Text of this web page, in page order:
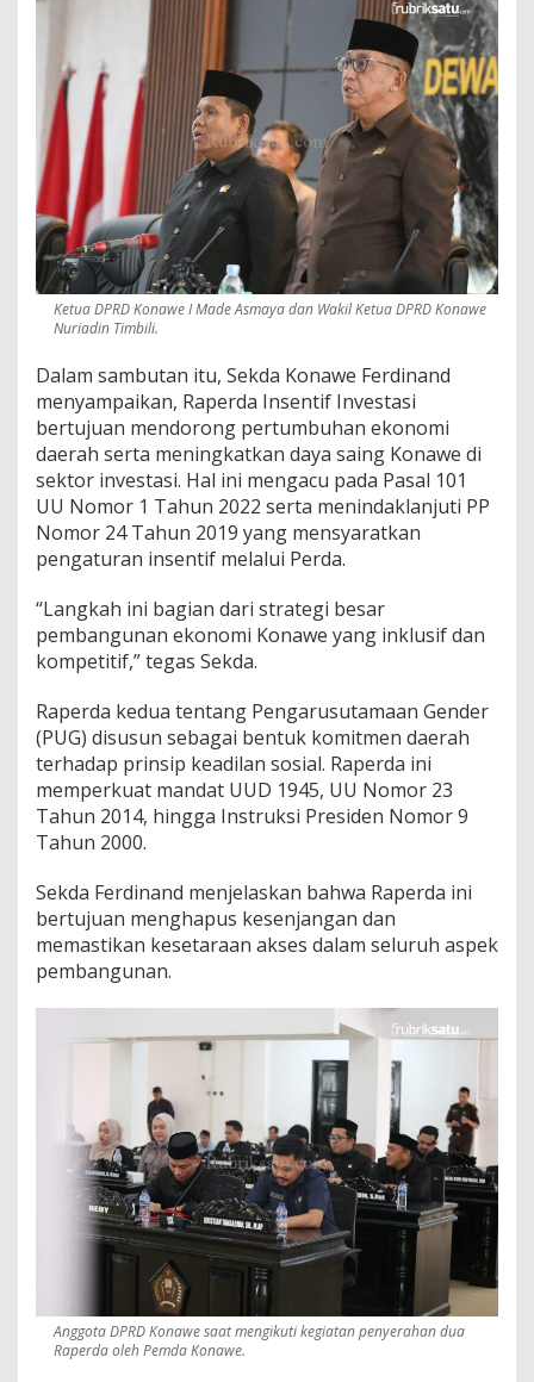
Ketua DPRD Konawe I Made Asmaya dan Wakil Ketua DPRD Konawe
Nuriadin Timbili.
Dalam sambutan itu, Sekda Konawe Ferdinand
menyampaikan, Raperda Insentif Investasi
bertujuan mendorong pertumbuhan ekonomi
daerah serta meningkatkan daya saing Konawe di
sektor investasi. Hal ini mengacu pada Pasal 101
UU Nomor 1 Tahun 2022 serta menindaklanjuti PP
Nomor 24 Tahun 2019 yang mensyaratkan
pengaturan insentif melalui Perda.
“Langkah ini bagian dari strategi besar
pembangunan ekonomi Konawe yang inklusif dan
kompetitif,” tegas Sekda.
Raperda kedua tentang Pengarusutamaan Gender
(PUG) disusun sebagai bentuk komitmen daerah
terhadap prinsip keadilan sosial. Raperda ini
memperkuat mandat UUD 1945, UU Nomor 23
Tahun 2014, hingga Instruksi Presiden Nomor 9
Tahun 2000.
Sekda Ferdinand menjelaskan bahwa Raperda ini
bertujuan menghapus kesenjangan dan
memastikan kesetaraan akses dalam seluruh aspek
pembangunan.
Anggota DPRD Konawe saat mengikuti kegiatan penyerahan dua
Raperda oleh Pemda Konawe.